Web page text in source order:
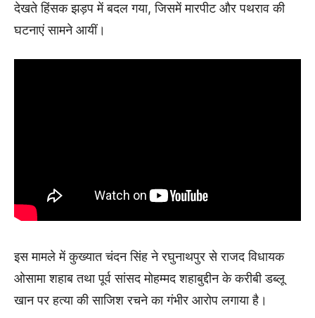
देखते हिंसक झड़प में बदल गया, जिसमें मारपीट और पथराव की
घटनाएं सामने आयीं।
इस मामले में कुख्यात चंदन सिंह ने रघुनाथपुर से राजद विधायक
ओसामा शहाब तथा पूर्व सांसद मोहम्मद शहाबुद्दीन के करीबी डब्लू
खान पर हत्या की साजिश रचने का गंभीर आरोप लगाया है।